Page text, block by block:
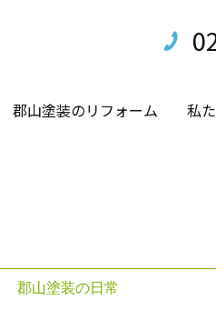
郡山塗装のリフォーム 私
郡山塗装の日常